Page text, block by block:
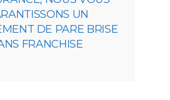
UN
DE PARE BRISE
FRANCHISE